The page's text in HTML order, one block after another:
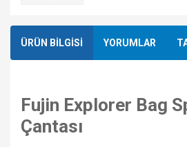
ÜRÜN BİLGİSİ YORUMLAR
Fujin Explorer Bag
Çantası